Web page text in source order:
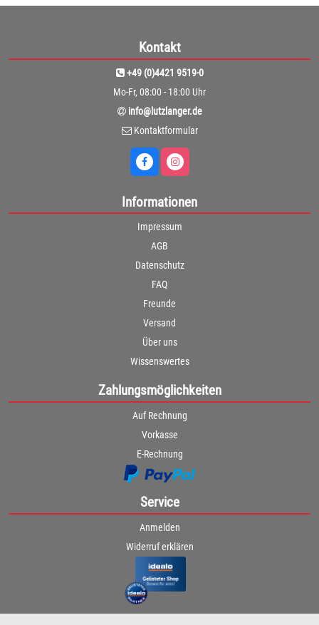
Kontakt
+49 (0)4421 9519-0
Mo-Fr, 08:00 - 18:00 Uhr
info@lutzlanger.de
Kontaktformular
Informationen
Impressum
AGB
Datenschutz
FAQ
Freunde
Versand
Über uns
Wissenswertes
Zahlungsmöglichkeiten
Auf Rechnung
Vorkasse
E-Rechnung
Service
Anmelden
Widerruf erklären